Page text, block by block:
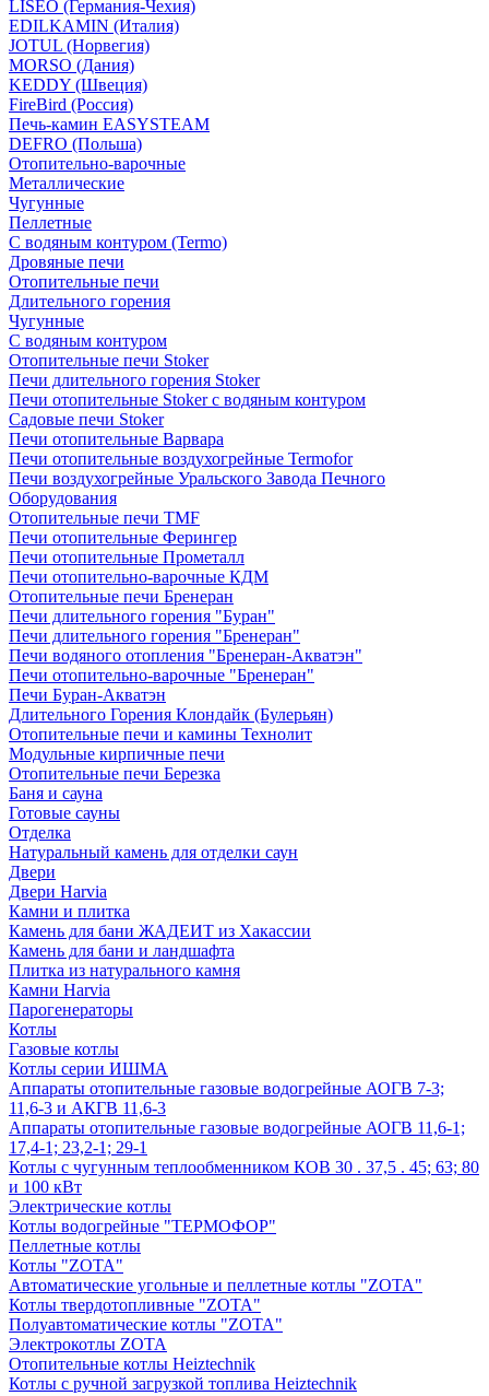
LISEO (Германия-Чехия)
EDILKAMIN (Италия)
JOTUL (Норвегия)
MORSO (Дания)
KEDDY (Швеция)
FireBird (Россия)
Печь-камин EASYSTEAM
DEFRO (Польша)
Отопительно-варочные
Металлические
Чугунные
Пеллетные
С водяным контуром (Termo)
Дровяные печи
Отопительные печи
Длительного горения
Чугунные
C водяным контуром
Отопительные печи Stoker
Печи длительного горения Stoker
Печи отопительные Stoker с водяным контуром
Садовые печи Stoker
Печи отопительные Варвара
Печи отопительные воздухогрейные Termofor
Печи воздухогрейные Уральского Завода Печного
Оборудования
Отопительные печи TMF
Печи отопительные Ферингер
Печи отопительные Прометалл
Печи отопительно-варочные КДМ
Отопительные печи Бренеран
Печи длительного горения "Буран"
Печи длительного горения "Бренеран"
Печи водяного отопления "Бренеран-Акватэн"
Печи отопительно-варочные "Бренеран"
Печи Буран-Акватэн
Длительного Горения Клондайк (Булерьян)
Отопительные печи и камины Технолит
Модульные кирпичные печи
Отопительные печи Березка
Баня и сауна
Готовые сауны
Отделка
Натуральный камень для отделки саун
Двери
Двери Harvia
Камни и плитка
Камень для бани ЖАДЕИТ из Хакассии
Камень для бани и ландшафта
Плитка из натурального камня
Камни Harvia
Парогенераторы
Котлы
Газовые котлы
Котлы серии ИШМА
Аппараты отопительные газовые водогрейные АОГВ 7-3;
11,6-3 и АКГВ 11,6-3
Аппараты отопительные газовые водогрейные АОГВ 11,6-1;
17,4-1; 23,2-1; 29-1
Котлы с чугунным теплообменником КОВ 30 . 37,5 . 45; 63; 80
и 100 кВт
Электрические котлы
Котлы водогрейные "ТЕРМОФОР"
Пеллетные котлы
Котлы "ZOTA"
Автоматические угольные и пеллетные котлы "ZOTA"
Котлы твердотопливные "ZOTA"
Полуавтоматические котлы "ZOTA"
Электрокотлы ZOTA
Отопительные котлы Heiztechnik
Котлы с ручной загрузкой топлива Heiztechnik